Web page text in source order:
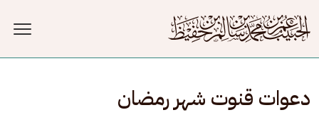
دعوات قنوت شهر رمضان